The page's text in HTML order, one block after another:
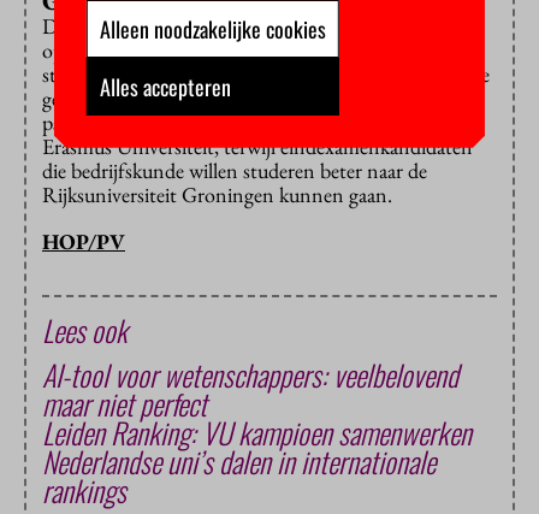
De totaalscore zegt dus weinig over de afzonderlijke
opleidingen. Daarom heeft het voor aankomende
studenten waarschijnlijk meer zin om te kijken naar de
gedetailleerde oordelen per studie. Zo blijk je voor
psychologie het beste terecht te kunnen aan de
Erasmus Universiteit, terwijl eindexamenkandidaten
die bedrijfskunde willen studeren beter naar de
Rijksuniversiteit Groningen kunnen gaan.
HOP/PV
Lees ook
AI-tool voor wetenschappers: veelbelovend
maar niet perfect
Leiden Ranking: VU kampioen samenwerken
Nederlandse uni’s dalen in internationale
rankings
Alleen noodzakelijke cookies
Alles accepteren